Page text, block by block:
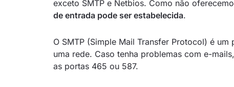
exceto SMTP e Netbios. Como não
de entrada pode ser estabelecida.
O SMTP (Simple Mail Transfer Protocol) é
uma rede. Caso tenha problemas com e-
as portas 465 ou 587.